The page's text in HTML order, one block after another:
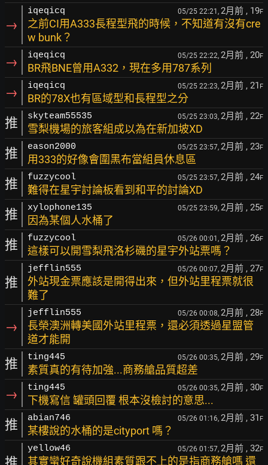
→
iqeqicq 05/25 22:21, 2月前 , 19F
之前CI用A333長程型飛的時候，不知道有沒有cre
w bunk？
→ iqeqicq 05/25 22:22, 2月前 , 20F
BR飛BNE曾用A332，現在多用787系列
→ iqeqicq 05/25 22:23, 2月前 , 21 F
BR的78X也有區域型和長程型之分
推 skyteam55535 05/25 23:03, 2月前 , 22F
雪梨機場的旅客組成以為在新加坡XD
推 eason2000 05/25 23:57, 2月前 , 23F
用333的好像會圍黑布當組員休息區
推 fuzzycool 05/25 23:57, 2月前 , 24F
難得在星宇討論板看到和平的討論XD
推 xylophone135 05/25 23:59, 2月前 , 25F
因為某個人水桶了
推 fuzzycool 05/26 00:01, 2月前 , 26F
這樣可以開雪梨飛洛杉磯的星宇外站票嗎？
推
jefflin555 05/26 00:07, 2月前 , 27F
外站現金票應該是開得出來，但外站里程票就很
難了
→
jefflin555 05/26 00:08, 2月前 , 28F
長榮澳洲轉美國外站里程票，還必須透過星盟管
道才能開
推 ting445 05/26 00:35, 2月前 , 29F
素質真的有待加強...商務艙品質超差
→ ting445 05/26 00:35, 2月前 , 30F
下機寫信 罐頭回覆 根本沒檢討的意思...
推 abian746 05/26 01:16, 2月前 , 31 F
某樓說的水桶的是cityport 嗎？
推
yellow46 05/26 01:57, 2月前 , 32F
其實蠻好奇說機組素質跟不上的是指商務艙嗎 還